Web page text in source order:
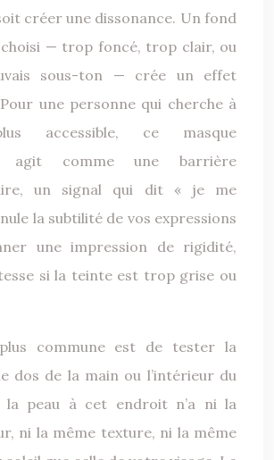
créer une dissonance. Un fond
— trop foncé, trop clair, ou
sous-ton — crée un effet
une personne qui cherche à
accessible, ce masque
agit comme une barrière
un signal qui dit « je me
la subtilité de vos expressions
une impression de rigidité,
si la teinte est trop grise ou
commune est de tester la
dos de la main ou l’intérieur du
la peau à cet endroit n’a ni la
ni la même texture, ni la même